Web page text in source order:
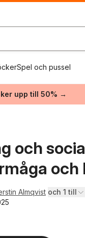
Spel och pussel
upp till 50% →
och
och
Almqvist och 1 till